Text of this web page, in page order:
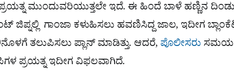
ಮುಂದುವರಿಯುತ್ತಲೇ ಇದೆ. ಈ ಹಿಂದೆ ಬಾಳೆ ಹಣ್ಣಿನ
ಜಿಪ್ನಲ್ಲಿ ಗಾಂಜಾ ಕಳುಹಿಸಲು ಹವಣಿಸಿದ್ದ ಜಾಲ, ಇದೀಗ
ತಲುಪಿಸಲು ಪ್ಲಾನ್ ಮಾಡಿತ್ತು. ಆದರೆ, ಪೊಲೀಸರು ಸಮಯ
ಪ್ರಯತ್ನ ಇದೀಗ ವಿಫಲವಾಗಿದೆ.